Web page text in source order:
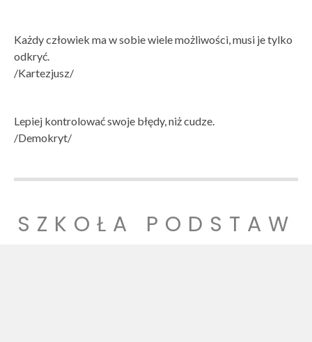
Każdy człowiek ma w sobie wiele możliwości, musi je tylko
odkryć.
/Kartezjusz/
Lepiej kontrolować swoje błędy, niż cudze.
/Demokryt/
SZKOŁA PODSTAW